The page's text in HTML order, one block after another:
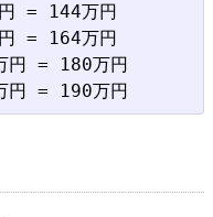
= 144万円
= 164万円
円 = 180万円